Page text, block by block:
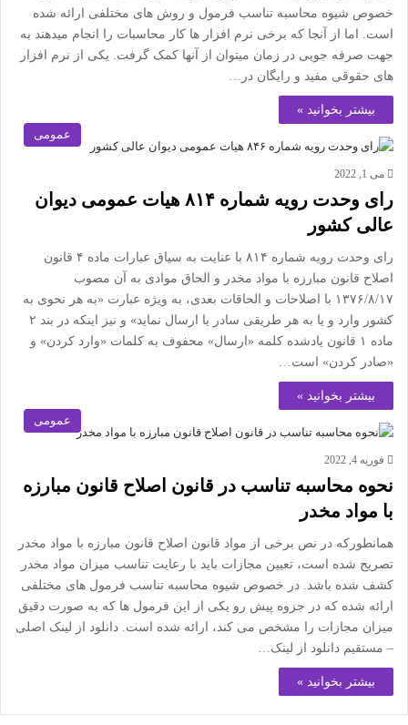
خصوص شیوه محاسبه تناسب فرمول و روش های مختلفی ارائه شده
است. اما از آنجا که برخی نرم افزار ها کار محاسبات را انجام میدهند به
جهت صرفه جویی در زمان میتوان از آنها کمک گرفت. یکی از نرم افزار
های حقوقی مفید و رایگان در…
بیشتر بخوانید »
عمومی
می 1, 2022
رای وحدت رویه شماره ۸۱۴ هیات عمومی دیوان
عالی کشور
رای وحدت رویه شماره ۸۱۴ با عنایت به سیاق عبارات ماده ۴ قانون
اصلاح قانون مبارزه با مواد مخدر و الحاق موادی به آن مصوب
۱۳۷۶/۸/۱۷ با اصلاحات و الحاقات بعدی، به ویژه عبارت «به هر نحوی به
کشور وارد و یا به هر طریقی سادر یا ارسال نماید» و نیز اینکه در بند ۲
ماده ۱ قانون یادشده کلمه «ارسال» محفوف به کلمات «وارد کردن» و
«صادر کردن» است…
بیشتر بخوانید »
عمومی
فوریه 4, 2022
نحوه محاسبه تناسب در قانون اصلاح قانون مبارزه
با مواد مخدر
همانطورکه در نص برخی از مواد قانون اصلاح قانون مبارزه با مواد مخدر
تصریح شده است، تعیین مجازات باید با رعایت تناسب میزان مواد مخدر
کشف شده باشد. در خصوص شیوه محاسبه تناسب فرمول های مختلفی
ارائه شده که در جزوه پیش رو یکی از این فرمول ها که به صورت دقیق
میزان مجازات را مشخص می کند، ارائه شده است. دانلود از لینک اصلی
– مستقیم دانلود از لینک…
بیشتر بخوانید »